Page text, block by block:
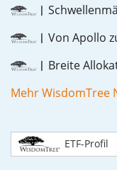
Von Apollo
Breite
Mehr WisdomTree
ETF-Profil